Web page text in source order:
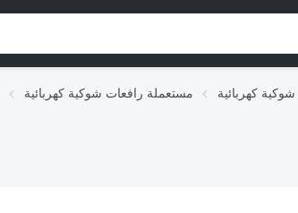
مستعملة رافعات شوكية كهربائية